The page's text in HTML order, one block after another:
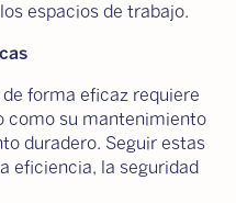
espacios de trabajo.
forma eficaz requiere
como su mantenimiento
duradero. Seguir estas
eficiencia, la seguridad